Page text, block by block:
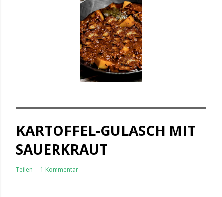
KARTOFFEL-GULASCH MIT
SAUERKRAUT
Teilen 1 Kommentar